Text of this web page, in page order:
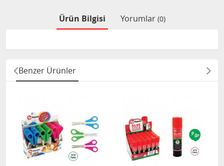
Ürün Bilgisi Yorumlar (0)
Benzer Ürünler